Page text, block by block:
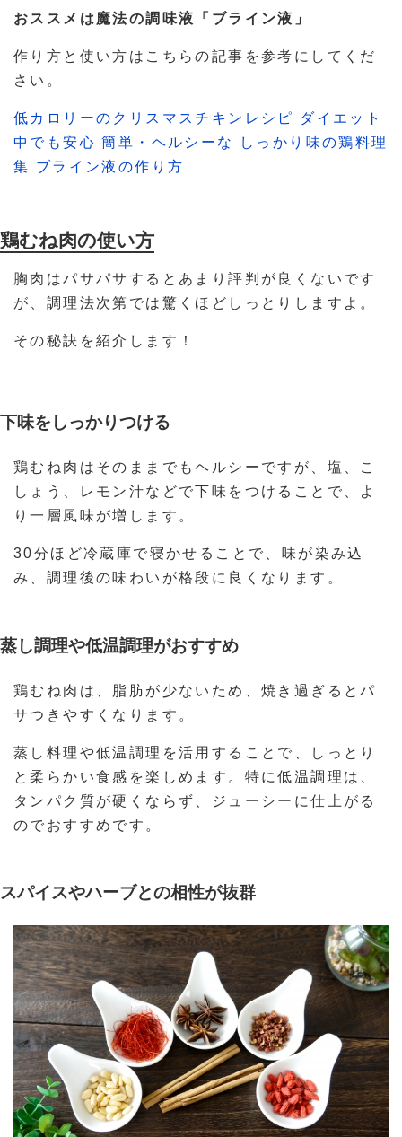
おススメは魔法の調味液「ブライン液」
作り方と使い方はこちらの記事を参考にしてくだ
さい。
低カロリーのクリスマスチキンレシピ ダイエット
中でも安心 簡単・ヘルシーな しっかり味の鶏料理
集 ブライン液の作り方
鶏むね肉の使い方
胸肉はパサパサするとあまり評判が良くないです
が、調理法次第では驚くほどしっとりしますよ。
その秘訣を紹介します！
下味をしっかりつける
鶏むね肉はそのままでもヘルシーですが、塩、こ
しょう、レモン汁などで下味をつけることで、よ
り一層風味が増します。
30分ほど冷蔵庫で寝かせることで、味が染み込
み、調理後の味わいが格段に良くなります。
蒸し調理や低温調理がおすすめ
鶏むね肉は、脂肪が少ないため、焼き過ぎるとパ
サつきやすくなります。
蒸し料理や低温調理を活用することで、しっとり
と柔らかい食感を楽しめます。特に低温調理は、
タンパク質が硬くならず、ジューシーに仕上がる
のでおすすめです。
スパイスやハーブとの相性が抜群